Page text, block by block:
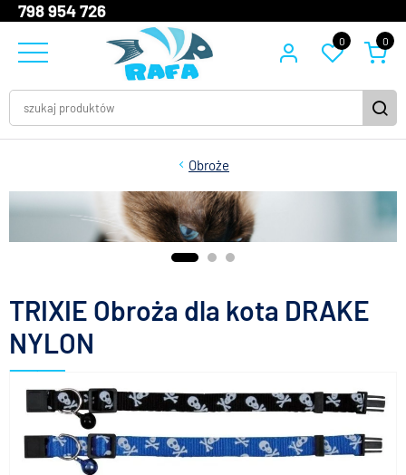
798 954 726
0 0
Obroże
TRIXIE Obroża dla kota DRAKE
NYLON